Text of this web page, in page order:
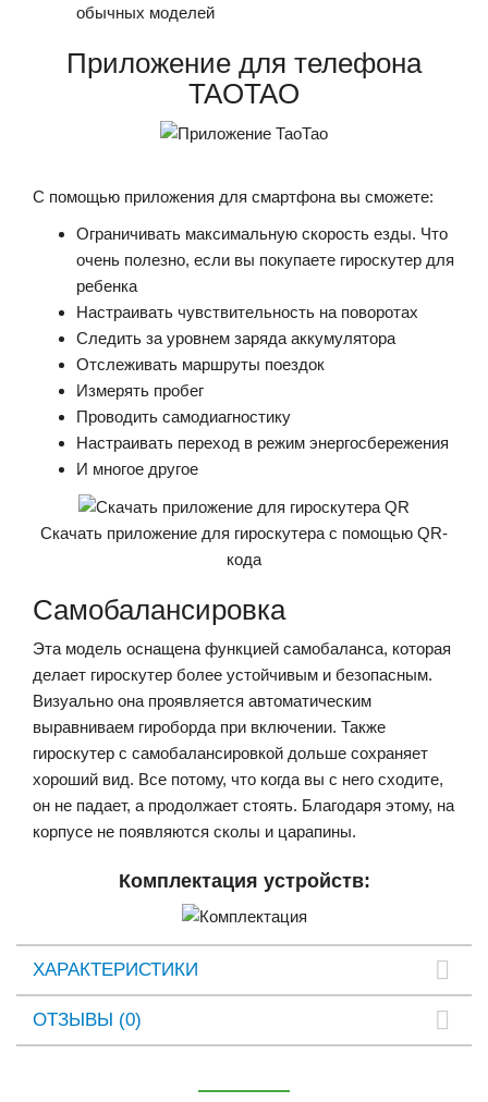
обычных моделей
Приложение для телефона
TAOTAO
С помощью приложения для смартфона вы сможете:
Ограничивать максимальную скорость езды. Что
очень полезно, если вы покупаете гироскутер для
ребенка
Настраивать чувствительность на поворотах
Следить за уровнем заряда аккумулятора
Отслеживать маршруты поездок
Измерять пробег
Проводить самодиагностику
Настраивать переход в режим энергосбережения
И многое другое
Скачать приложение для гироскутера с помощью QR-
кода
Самобалансировка
Эта модель оснащена функцией самобаланса, которая
делает гироскутер более устойчивым и безопасным.
Визуально она проявляется автоматическим
выравниваем гироборда при включении. Также
гироскутер с самобалансировкой дольше сохраняет
хороший вид. Все потому, что когда вы с него сходите,
он не падает, а продолжает стоять. Благодаря этому, на
корпусе не появляются сколы и царапины.
Комплектация устройств:
ХАРАКТЕРИСТИКИ
ОТЗЫВЫ (0)